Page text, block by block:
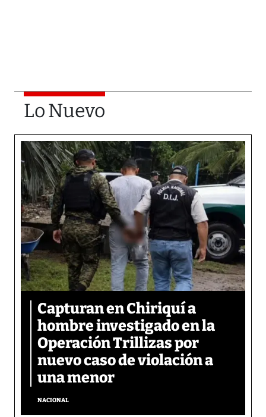
Lo Nuevo
Capturan en Chiriquí a
hombre investigado en la
Operación Trillizas por
nuevo caso de violación a
una menor
NACIONAL